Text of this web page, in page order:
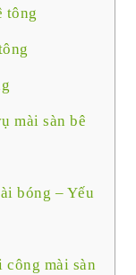
tông
mài sàn bê
bóng – Yếu
mài sàn